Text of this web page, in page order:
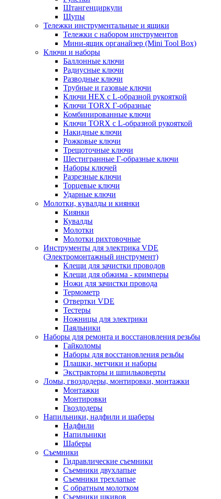
Штангенциркули
Щупы
Тележки инструментальные и ящики
Тележки с набором инструментов
Мини-ящик органайзер (Mini Tool Box)
Ключи и наборы
Баллонные ключи
Радиусные ключи
Разводные ключи
Трубные и газовые ключи
Ключи HEX с L-образной рукояткой
Ключи TORX Г-образные
Комбинированные ключи
Ключи TORX с L-образной рукояткой
Накидные ключи
Рожковые ключи
Трещоточные ключи
Шестигранные Г-образные ключи
Наборы ключей
Разрезные ключи
Торцевые ключи
Ударные ключи
Молотки, кувалды и киянки
Киянки
Кувалды
Молотки
Молотки рихтовочные
Инструменты для электрика VDE
(Электромонтажный инструмент)
Клещи для зачистки проводов
Клещи для обжима - кримперы
Ножи для зачистки провода
Термометр
Отвертки VDE
Тестеры
Ножницы для электрики
Паяльники
Наборы для ремонта и восстановления резьбы
Гайколомы
Наборы для восстановления резьбы
Плашки, метчики и наборы
Экстракторы и шпильковерты
Ломы, гвоздодеры, монтировки, монтажки
Монтажки
Монтировки
Гвоздодеры
Напильники, надфили и шаберы
Надфили
Напильники
Шаберы
Съемники
Гидравлические съемники
Съемники двухлапые
Съемники трехлапые
С обратным молотком
Съемники шкивов